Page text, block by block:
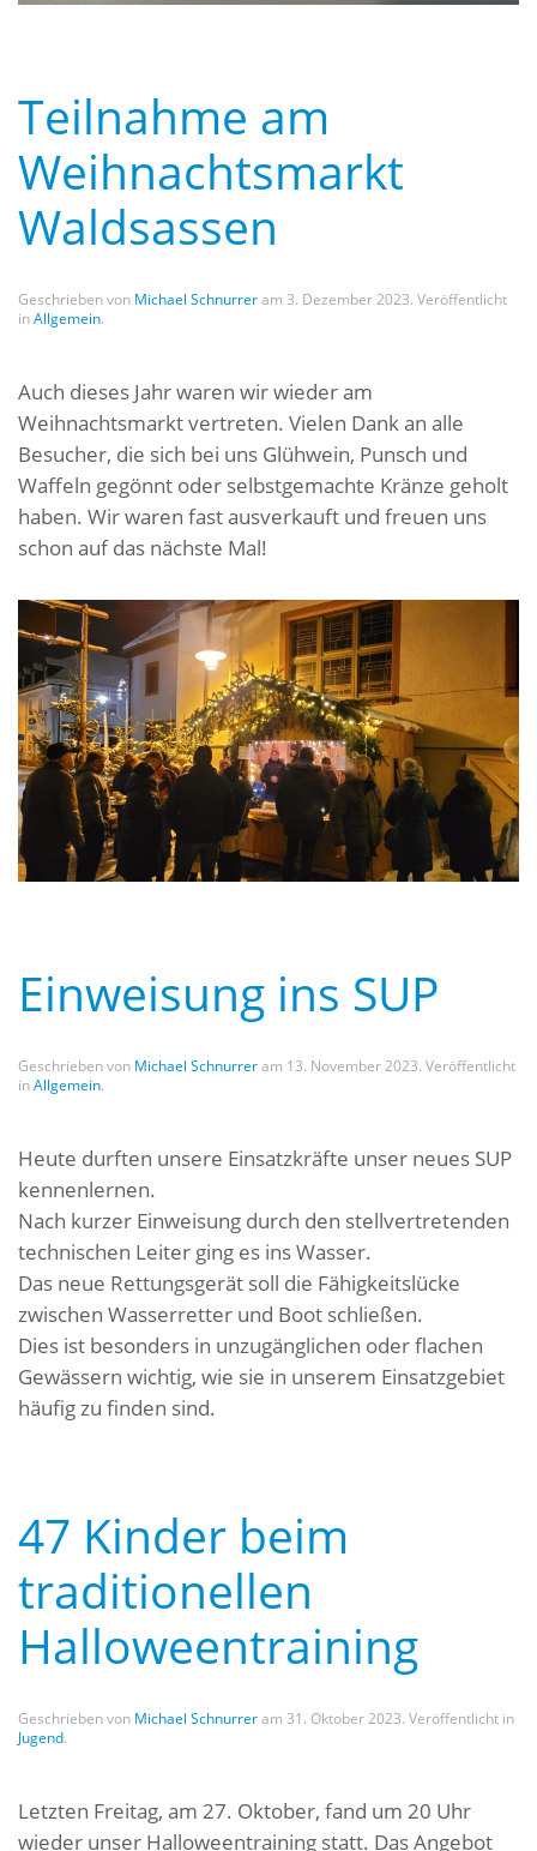
Teilnahme am
Weihnachtsmarkt
Waldsassen
Geschrieben von Michael Schnurreram 3. Dezember 2023. Veröffentlicht
inAllgemein.
Auch dieses Jahr waren wir wieder am
Weihnachtsmarkt vertreten. Vielen Dank an alle
Besucher, die sich bei uns Glühwein, Punsch und
Waffeln gegönnt oder selbstgemachte Kränze geholt
haben. Wir waren fast ausverkauft und freuen uns
schon auf das nächste Mal!
Einweisung ins SUP
Geschrieben von Michael Schnurreram 13. November 2023. Veröffentlicht
inAllgemein.
Heute durften unsere Einsatzkräfte unser neues SUP
kennenlernen.
Nach kurzer Einweisung durch den stellvertretenden
technischen Leiter ging es ins Wasser.
Das neue Rettungsgerät soll die Fähigkeitslücke
zwischen Wasserretter und Boot schließen.
Dies ist besonders in unzugänglichen oder flachen
Gewässern wichtig, wie sie in unserem Einsatzgebiet
häufig zu finden sind.
47 Kinder beim
traditionellen
Halloweentraining
Geschrieben von Michael Schnurreram 31. Oktober 2023. Veröffentlicht in
Jugend.
Letzten Freitag, am 27. Oktober, fand um 20 Uhr
wieder unser Halloweentraining statt. Das Angebot